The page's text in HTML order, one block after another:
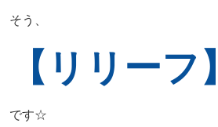
そう、
【リリーフ】
です☆